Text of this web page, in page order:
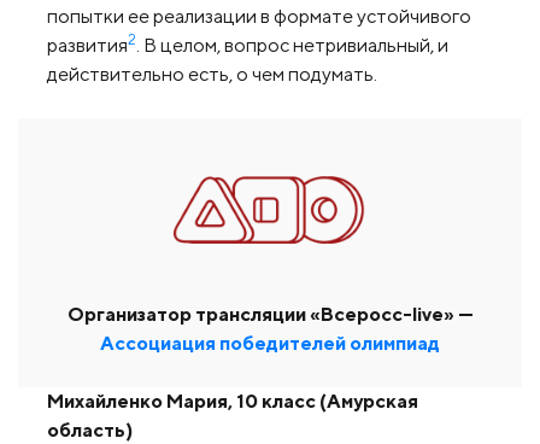
попытки ее реализации в формате устойчивого
развития2 . В целом, вопрос нетривиальный, и
действительно есть, о чем подумать.
Организатор трансляции «Всеросс-live» —
Ассоциация победителей олимпиад
Михайленко Мария, 10 класс (Амурская
область)